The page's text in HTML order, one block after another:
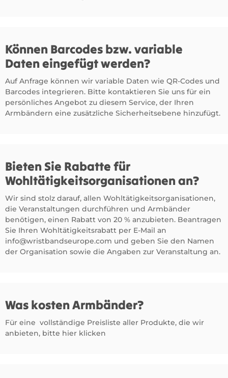
Können Barcodes bzw. variable
Daten eingefügt werden?
Auf Anfrage können wir variable Daten wie QR-Codes und
Barcodes integrieren. Bitte kontaktieren Sie uns für ein
persönliches Angebot zu diesem Service, der Ihren
Armbändern eine zusätzliche Sicherheitsebene hinzufügt.
Bieten Sie Rabatte für
Wohltätigkeitsorganisationen an?
Wir sind stolz darauf, allen Wohltätigkeitsorganisationen,
die Veranstaltungen durchführen und Armbänder
benötigen, einen Rabatt von 20 % anzubieten. Beantragen
Sie Ihren Wohltätigkeitsrabatt per E-Mail an
info@wristbandseurope.com und geben Sie den Namen
der Organisation sowie die Angaben zur Veranstaltung an.
Was kosten Armbänder?
Für eine vollständige Preisliste aller Produkte, die wir
anbieten, bitte hier klicken